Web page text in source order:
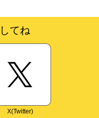
てね
X(Twitter)